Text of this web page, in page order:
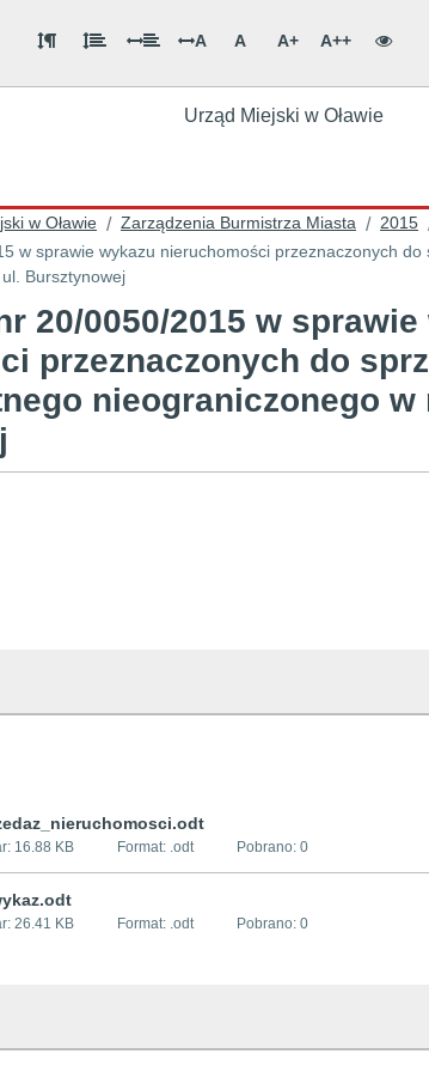
A A A+ A++
Urząd Miejski w Oławie
w Oławie / Zarządzenia Burmistrza Miasta / 2015
w sprawie wykazu nieruchomości przeznaczonych
Bursztynowej
20/0050/2015 w sprawie
przeznaczonych do
nieograniczonego w
16.88 KB Format: .odt Pobrano: 0
26.41 KB Format: .odt Pobrano: 0